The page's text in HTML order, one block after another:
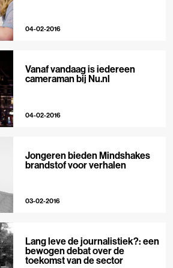
04-02-2016
Vanaf vandaag is iedereen
cameraman bij Nu.nl
04-02-2016
Jongeren bieden Mindshakes
brandstof voor verhalen
03-02-2016
Lang leve de journalistiek?: een
bewogen debat over de
toekomst van de sector